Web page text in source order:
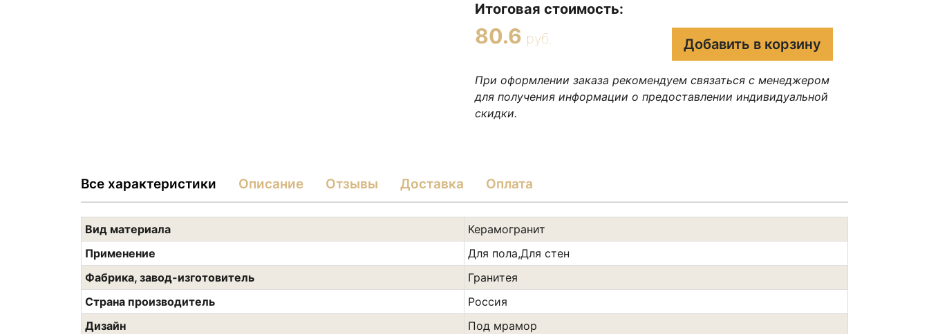
Итоговая стоимость:
80.6 руб. Добавить в корзину
При оформлении заказа рекомендуем связаться с менеджером
для получения информации о предоставлении индивидуальной
скидки.
Все характеристики Описание Отзывы Доставка Оплата
Вид материала
Керамогранит
Применение
Для пола,Для стен
Фабрика, завод-изготовитель
Гранитея
Страна производитель
Россия
Дизайн
Под мрамор